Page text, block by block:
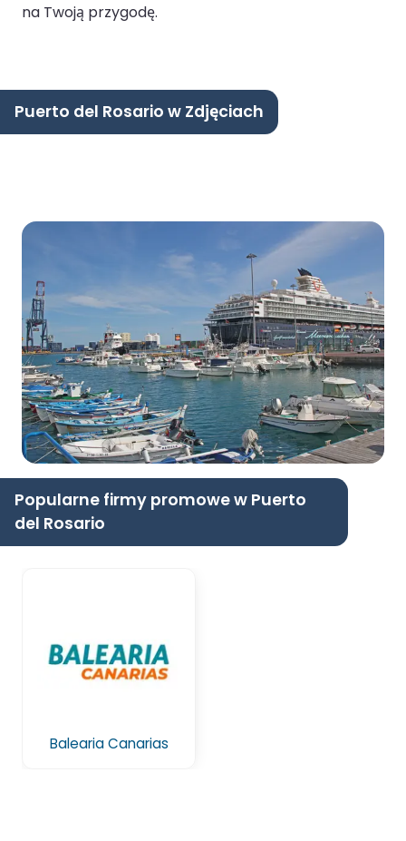
na Twoją przygodę.
Puerto del Rosario w Zdjęciach
Popularne firmy promowe w Puerto
del Rosario
Balearia Canarias